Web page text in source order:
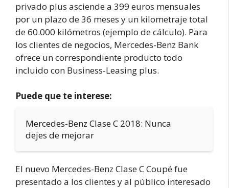
privado plus asciende a 399 euros mensuales
por un plazo de 36 meses y un kilometraje total
de 60.000 kilómetros (ejemplo de cálculo). Para
los clientes de negocios, Mercedes-Benz Bank
ofrece un correspondiente producto todo
incluido con Business-Leasing plus.
Puede que te interese:
Mercedes-Benz Clase C 2018: Nunca
dejes de mejorar
El nuevo Mercedes-Benz Clase C Coupé fue
presentado a los clientes y al público interesado